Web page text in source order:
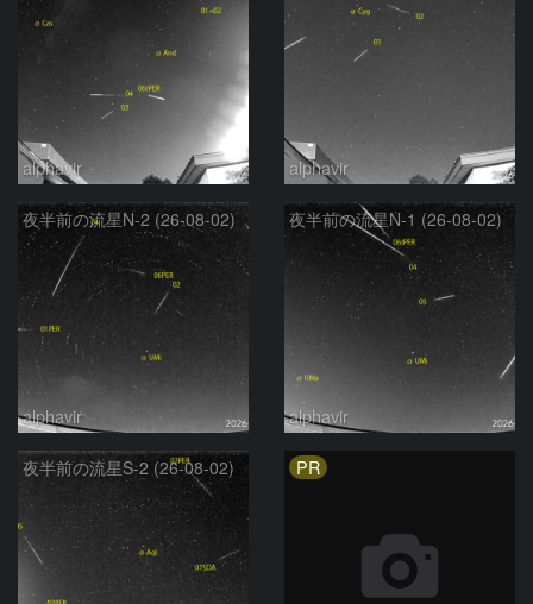
alphavir alphavir
夜半前の流星N-2 (26-08-02)
alphavir
夜半前の流星N-1 (26-08-02)
alphavir
夜半前の流星S-2 (26-08-02) PR